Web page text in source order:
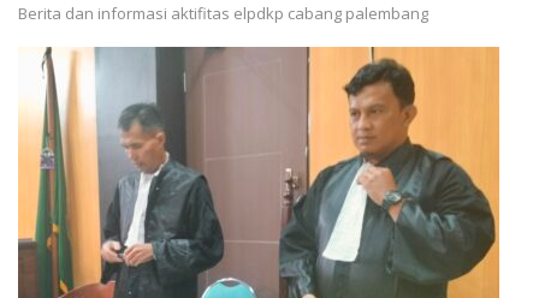
Berita dan informasi aktifitas elpdkp cabang palembang